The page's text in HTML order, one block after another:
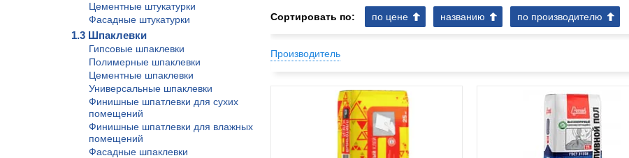
Цементные штукатурки
Фасадные штукатурки
1.3 Шпаклевки
Гипсовые шпаклевки
Полимерные шпаклевки
Цементные шпаклевки
Универсальные шпаклевки
Финишные шпатлевки для сухих
помещений
Финишные шпатлевки для влажных
помещений
Фасадные шпаклевки
Сортировать по: по цене названию по производителю
Производитель